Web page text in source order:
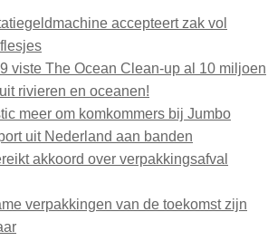
accepteert zak vol
viste The Ocean Clean-up al 10 miljoen
rivieren en oceanen!
meer om komkommers bij Jumbo
uit Nederland aan banden
akkoord over verpakkingsafval
verpakkingen van de toekomst zijn